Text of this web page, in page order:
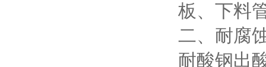
板、下料
二、耐腐
耐酸钢出